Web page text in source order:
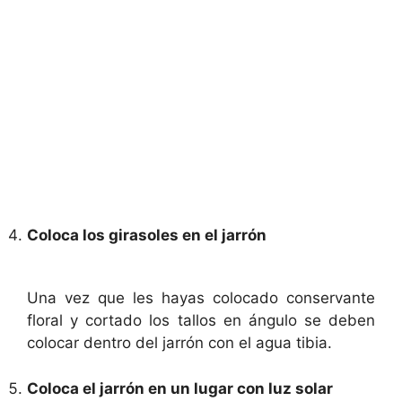
Coloca los girasoles en el jarrón
Una vez que les hayas colocado conservante
floral y cortado los tallos en ángulo se deben
colocar dentro del jarrón con el agua tibia.
Coloca el jarrón en un lugar con luz solar